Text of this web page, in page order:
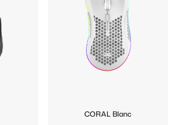
CORAL Blanc